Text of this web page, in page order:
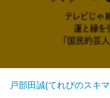
戸部田誠(てれびのスキ